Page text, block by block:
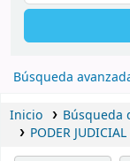
Búsqueda
Inicio
Búsqueda
PODER